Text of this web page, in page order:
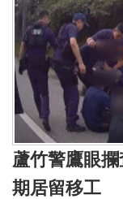
蘆竹警鷹眼
期居留移工